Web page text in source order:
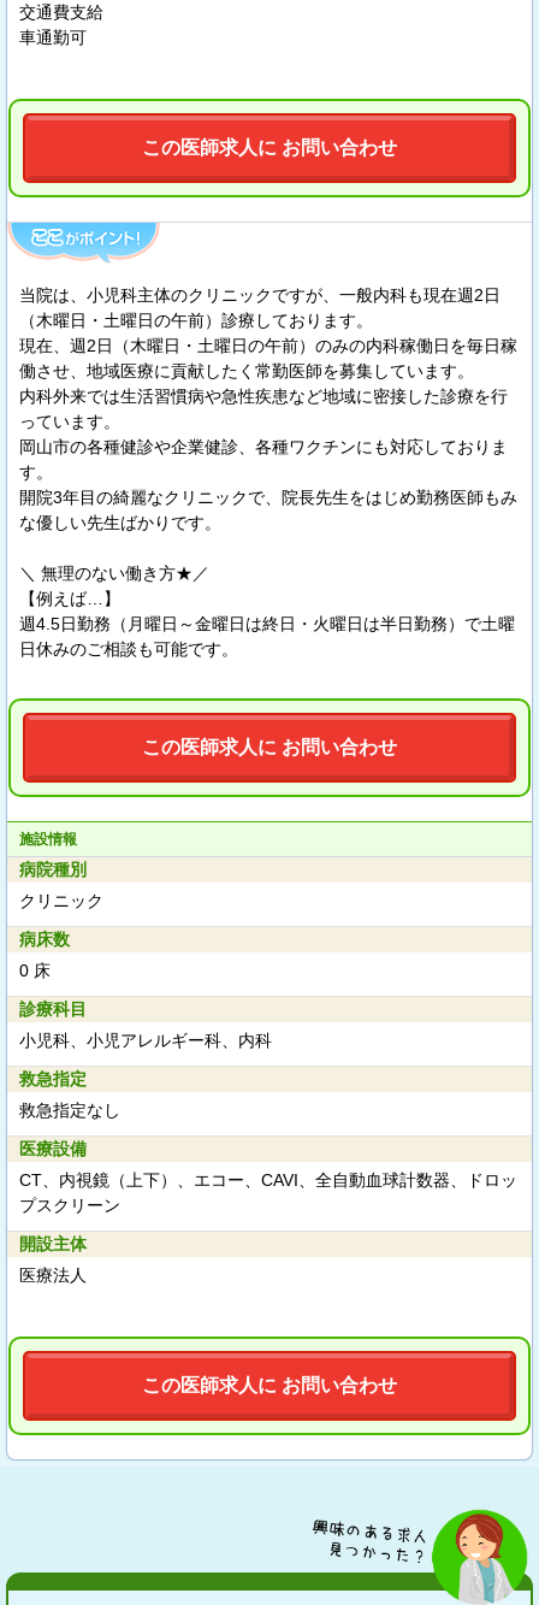
交通費支給
車通勤可
この医師求人に お問い合わせ
当院は、小児科主体のクリニックですが、一般内科も現在週2日
（木曜日・土曜日の午前）診療しております。
現在、週2日（木曜日・土曜日の午前）のみの内科稼働日を毎日稼
働させ、地域医療に貢献したく常勤医師を募集しています。
内科外来では生活習慣病や急性疾患など地域に密接した診療を行
っています。
岡山市の各種健診や企業健診、各種ワクチンにも対応しておりま
す。
開院3年目の綺麗なクリニックで、院長先生をはじめ勤務医師もみ
な優しい先生ばかりです。
＼ 無理のない働き方★／
【例えば…】
週4.5日勤務（月曜日～金曜日は終日・火曜日は半日勤務）で土曜
日休みのご相談も可能です。
この医師求人に お問い合わせ
施設情報
病院種別
クリニック
病床数
0 床
診療科目
小児科、小児アレルギー科、内科
救急指定
救急指定なし
医療設備
CT、内視鏡（上下）、エコー、CAVI、全自動血球計数器、ドロッ
プスクリーン
開設主体
医療法人
この医師求人に お問い合わせ